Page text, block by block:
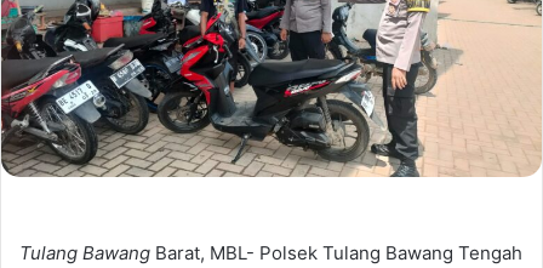
Tulang Bawang Barat, MBL- Polsek Tulang Bawang Tengah